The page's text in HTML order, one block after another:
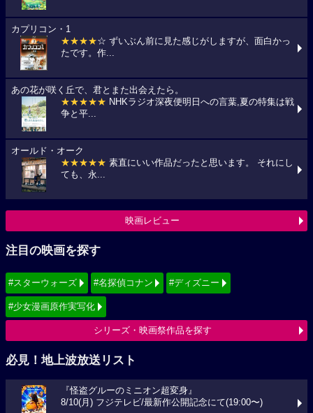
カプリコン・1
★★★★☆ ずいぶん前に見た感じがしますが、面白かっ
たです。作...
あの花が咲く丘で、君とまた出会えたら。
★★★★★ NHKラジオ深夜便明日への言葉,夏の特集は戦
争と平...
オールド・オーク
★★★★★ 素直にいい作品だったと思います。 それにし
ても、永...
映画レビュー
注目の映画を探す
#スターウォーズ #名探偵コナン #ディズニー
#少女漫画原作実写化
シリーズ・映画祭作品を探す
必見！地上波放送リスト
『怪盗グルーのミニオン超変身』
8/10(月) フジテレビ/最新作公開記念にて(19:00〜)